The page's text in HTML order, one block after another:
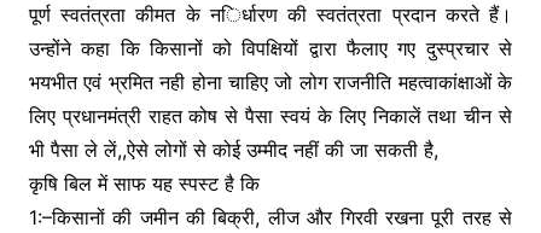
पूर्ण स्वतंत्रता कीमत के निर्धारण की स्वतंत्रता प्रदान करते हैं।
उन्होंने कहा कि किसानों को विपक्षियों द्वारा फैलाए गए दुस्प्रचार से
भयभीत एवं भ्रमित नही होना चाहिए जो लोग राजनीति महत्वाकांक्षाओं के
लिए प्रधानमंत्री राहत कोष से पैसा स्वयं के लिए निकालें तथा चीन से
भी पैसा ले लें,,ऐसे लोगों से कोई उम्मीद नहीं की जा सकती है,
कृषि बिल में साफ यह स्पस्ट है कि
1:–किसानों की जमीन की बिक्री, लीज और गिरवी रखना पूरी तरह से